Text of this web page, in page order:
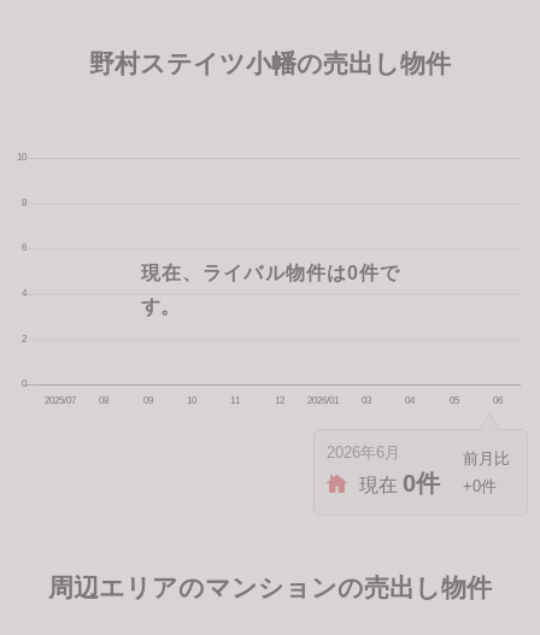
野村ステイツ小幡の売出し物件
現在、ライバル物件は0件で
す。
2026年6月
現在 0件 +0件
周辺エリアのマンションの売出し物件